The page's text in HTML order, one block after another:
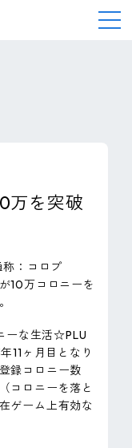
万を突破
：コロプ
10万コロニーを
ーな生活☆PLU
11ヶ月目となり
録コロニー数
コロニーを落と
ゲーム上有効な